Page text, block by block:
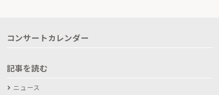
コンサートカレンダー
記事を読む
ニュース